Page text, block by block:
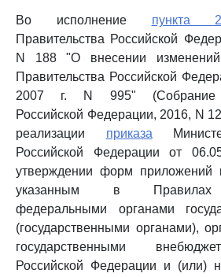
Во исполнение пункта 2
Правительства Российской
N 188 "О внесении
Правительства Российской
2007 г. N 995" (Собрание
Российской Федерации, 2016, N
реализации приказа
Российской Федерации от
утверждении форм приложений
указанным в Правилах
федеральными органами
(государственными органами),
государственными
Российской Федерации и (или)